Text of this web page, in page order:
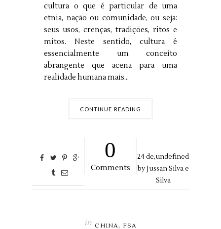
cultura o que é particular de uma
etnia, nação ou comunidade, ou seja:
seus usos, crenças, tradições, ritos e
mitos. Neste sentido, cultura é
essencialmente um conceito
abrangente que acena para uma
realidade humana mais...
CONTINUE READING
0
Comments
24de,undefined
byJussan Silva e
Silva
in CHINA, FSA